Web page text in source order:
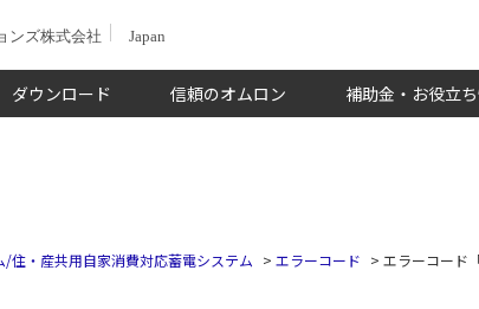
ンズ株式会社 Japan
ダウンロード 信頼のオムロン 補助金・お役立
住・産共用自家消費対応蓄電システム > エラーコード > エラーコード